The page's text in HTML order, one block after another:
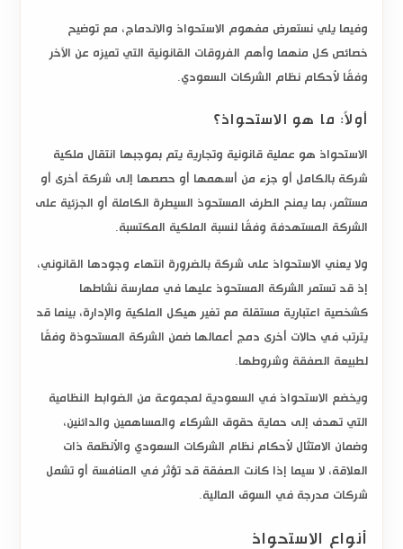
وفيما يلي نستعرض مفهوم الاستحواذ والاندماج، مع توضيح
خصائص كل منهما وأهم الفروقات القانونية التي تميزه عن الآخر
وفقًا لأحكام نظام الشركات السعودي.
أولاً: ما هو الاستحواذ؟
الاستحواذ هو عملية قانونية وتجارية يتم بموجبها انتقال ملكية
شركة بالكامل أو جزء من أسهمها أو حصصها إلى شركة أخرى أو
مستثمر، بما يمنح الطرف المستحوذ السيطرة الكاملة أو الجزئية على
الشركة المستهدفة وفقًا لنسبة الملكية المكتسبة.
ولا يعني الاستحواذ على شركة بالضرورة انتهاء وجودها القانوني،
إذ قد تستمر الشركة المستحوذ عليها في ممارسة نشاطها
كشخصية اعتبارية مستقلة مع تغير هيكل الملكية والإدارة، بينما قد
يترتب في حالات أخرى دمج أعمالها ضمن الشركة المستحوذة وفقًا
لطبيعة الصفقة وشروطها.
ويخضع الاستحواذ في السعودية لمجموعة من الضوابط النظامية
التي تهدف إلى حماية حقوق الشركاء والمساهمين والدائنين،
وضمان الامتثال لأحكام نظام الشركات السعودي والأنظمة ذات
العلاقة، لا سيما إذا كانت الصفقة قد تؤثر في المنافسة أو تشمل
شركات مدرجة في السوق المالية.
أنواع الاستحواذ